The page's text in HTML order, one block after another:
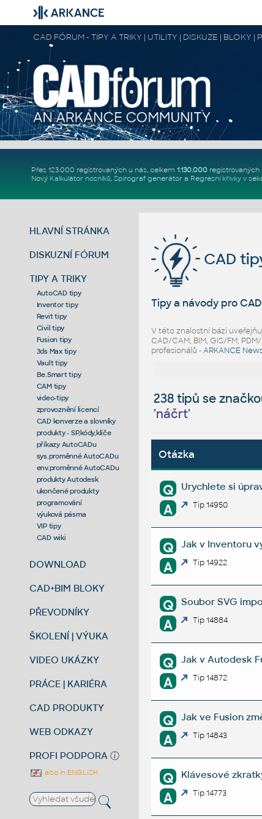
CAD FÓRUM - TIPY A TRIKY | UTILITY | DISKUZE | BLOKY
Přes 123.000 registrovaných u nás, celkem 1.130.000registrovaných
Nový Kalkulátor nosníků, Spirograf generátor a Regresní křivkyv
HLAVNÍ STRÁNKA
DISKUZNÍ FÓRUM
TIPY A TRIKY
AutoCAD tipy
Inventor tipy
Revit tipy
Civil tipy
Fusion tipy
3ds Max tipy
Vault tipy
Be.Smart tipy
CAM tipy
video-tipy
zprovoznění licencí
CAD konverze a slovníky
produkty - SP,kódy,klíče
příkazy AutoCADu
sys.proměnné AutoCADu
env.proměnné AutoCADu
produkty Autodesk
ukončené produkty
programování
výuková pásma
VIP tipy
CAD wiki
DOWNLOAD
CAD+BIM BLOKY
PŘEVODNÍKY
ŠKOLENÍ | VÝUKA
VIDEO UKÁZKY
PRÁCE | KARIÉRA
CAD PRODUKTY
WEB ODKAZY
PROFI PODPORA ⓘ
also in ENGLISH
CAD
Tipy a návody pro
V této znalostní bázi
CAD/CAM, BIM, GIS/FM,
profesionálů -ARKANCE
238 tipů se
'náčrt'
Otázka
Q Urychlete si
A Tip 14950
Q Jak v Inventoru
A Tip 14922
Q Soubor SVG
A Tip 14884
Q Jak v Autodesk
A Tip 14872
Q Jak ve Fusion
A Tip 14843
Q Klávesové
A Tip 14773